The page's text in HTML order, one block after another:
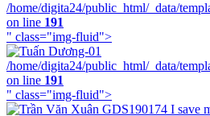
/home/digita24/public_html/_data/
on line 191
" class="img-fluid">
/home/digita24/public_html/_data/
on line 191
" class="img-fluid">